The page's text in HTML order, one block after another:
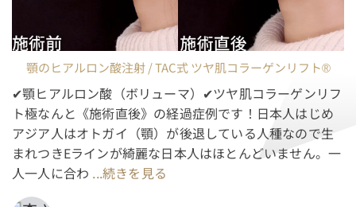
顎のヒアルロン酸注射 / TAC式 ツヤ肌コラーゲンリフト®
✔︎顎ヒアルロン酸（ボリューマ）✔︎ツヤ肌コラーゲンリフ
ト極なんと《施術直後》の経過症例です！日本人はじめ
アジア人はオトガイ（顎）が後退している人種なので生
まれつきEラインが綺麗な日本人はほとんどいません。一
人一人に合わ ...続きを見る